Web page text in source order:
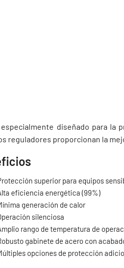
diseñado para la
reguladores proporcionan la
superior para equipos
eficiencia energética (99%)
generación de calor
silenciosa
rango de temperatura de
gabinete de acero con
opciones de protección